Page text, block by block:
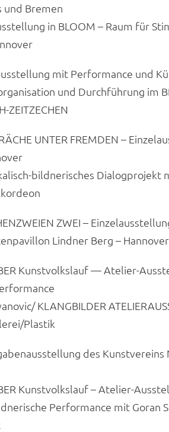
und Bremen
in BLOOM – Raum für
mit Performance und
und Durchführung im
ZEITZECHEN
UNTER FREMDEN –
bildnerisches Dialogprojekt
ZWEI –
Lindner Berg – Hannover
Kunstvolkslauf — Atelier-
KLANGBILDER
Plastik
des Kunstvereins
Kunstvolkslauf – Atelier-
Performance mit Goran